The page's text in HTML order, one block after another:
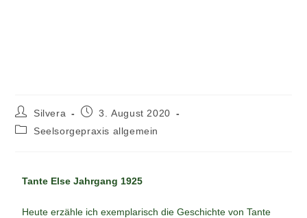
Silvera
3. August 2020
Seelsorgepraxis allgemein
Tante Else Jahrgang 1925
Heute erzähle ich exemplarisch die Geschichte von Tante